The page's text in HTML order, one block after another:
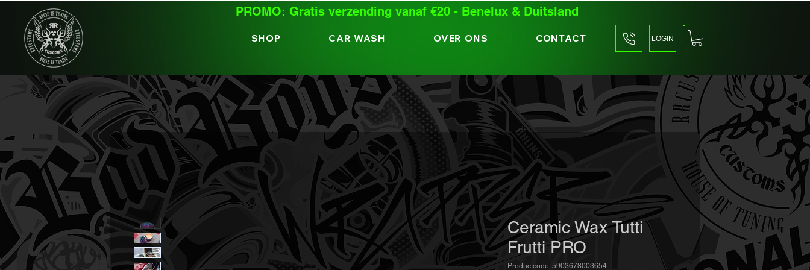
SHOP CAR WASH OVER ONS CONTACT LOGIN
PROMO: Gratis verzending vanaf €20 - Benelux & Duitsland
Ceramic Wax Tutti
Frutti PRO
Productcode: 5903678003654